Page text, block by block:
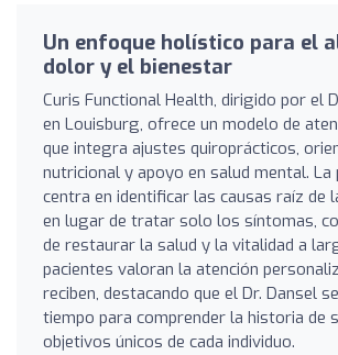
Un enfoque holístico para el
dolor y el bienestar
Curis Functional Health, dirigido por el
en Louisburg, ofrece un modelo de
que integra ajustes quiroprácticos,
nutricional y apoyo en salud mental. La
centra en identificar las causas raíz de
en lugar de tratar solo los síntomas,
de restaurar la salud y la vitalidad a
pacientes valoran la atención
reciben, destacando que el Dr. Dansel
tiempo para comprender la historia de
objetivos únicos de cada individuo.